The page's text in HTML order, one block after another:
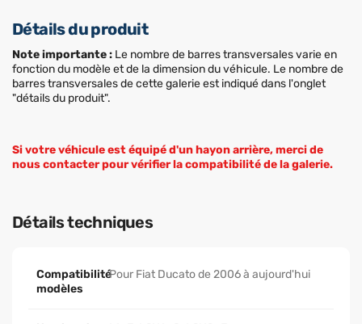
Détails du produit
Note importante : Le nombre de barres transversales varie en
fonction du modèle et de la dimension du véhicule. Le nombre de
barres transversales de cette galerie est indiqué dans l'onglet
"détails du produit".
Si votre véhicule est équipé d'un hayon arrière, merci de
nous contacter pour vérifier la compatibilité de la galerie.
Détails techniques
Compatibilité
modèles
Pour Fiat Ducato de 2006 à aujourd'hui